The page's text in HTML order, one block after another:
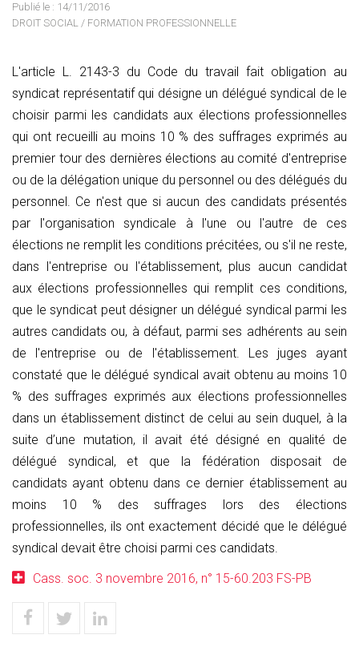
Publié le : 14/11/2016
DROIT SOCIAL / FORMATION PROFESSIONNELLE
L'article L. 2143-3 du Code du travail fait obligation au
syndicat représentatif qui désigne un délégué syndical de le
choisir parmi les candidats aux élections professionnelles
qui ont recueilli au moins 10 % des suffrages exprimés au
premier tour des dernières élections au comité d'entreprise
ou de la délégation unique du personnel ou des délégués du
personnel. Ce n'est que si aucun des candidats présentés
par l'organisation syndicale à l'une ou l'autre de ces
élections ne remplit les conditions précitées, ou s'il ne reste,
dans l'entreprise ou l'établissement, plus aucun candidat
aux élections professionnelles qui remplit ces conditions,
que le syndicat peut désigner un délégué syndical parmi les
autres candidats ou, à défaut, parmi ses adhérents au sein
de l'entreprise ou de l'établissement. Les juges ayant
constaté que le délégué syndical avait obtenu au moins 10
% des suffrages exprimés aux élections professionnelles
dans un établissement distinct de celui au sein duquel, à la
suite d’une mutation, il avait été désigné en qualité de
délégué syndical, et que la fédération disposait de
candidats ayant obtenu dans ce dernier établissement au
moins 10 % des suffrages lors des élections
professionnelles, ils ont exactement décidé que le délégué
syndical devait être choisi parmi ces candidats.
Cass. soc. 3 novembre 2016, n° 15-60.203 FS-PB